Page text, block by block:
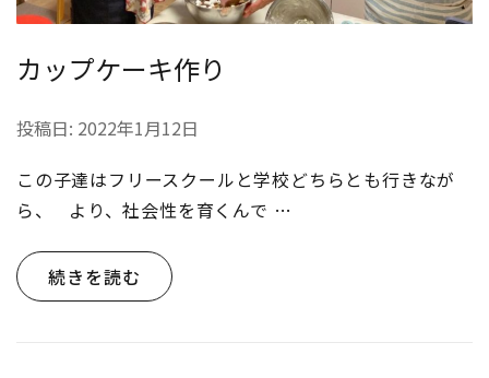
カップケーキ作り
投稿日: 2022年1月12日
この子達はフリースクールと学校どちらとも行きなが
ら、 より、社会性を育くんで …
続きを読む